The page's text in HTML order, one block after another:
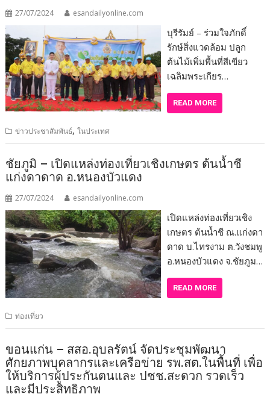
27/07/2024 esandailyonline.com
บุรีรัมย์ – ร่วมใจภักดิ์
รักษ์สิ่งแวดล้อม ปลูก
ต้นไม้เพิ่มพื้นที่สีเขียว
เฉลิมพระเกียร…
READ MORE
ข่าวประชาสัมพันธ์,ในประเทศ
ชัยภูมิ – เปิดแหล่งท่องเที่ยวเชิงเกษตร ต้นน้ำชี
แก่งดาดาด อ.หนองบัวแดง
27/07/2024 esandailyonline.com
เปิดแหล่งท่องเที่ยวเชิง
เกษตร ต้นน้ำชี ณ.แก่งดา
ดาด บ.ไทรงาม ต.วังชมพู
อ.หนองบัวแดง จ.ชัยภูม…
READ MORE
ท่องเที่ยว
ขอนแก่น – สสอ.อุบลรัตน์ จัดประชุมพัฒนา
ศักยภาพบุคลากรและเครือข่าย รพ.สต.ในพื้นที่ เพื่อ
ให้บริการผู้ประกันตนและ ปชช.สะดวก รวดเร็ว
และมีประสิทธิภาพ